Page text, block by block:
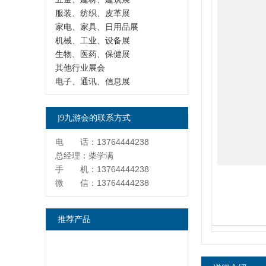
服装、纺织、皮革展
家电、家具、日用品展
机械、工业、设备展
生物、医药、保健展
其他行业展会
电子、通讯、信息展
j9九游会的联系方式
电 话：13764444238
总经理：柴学满
手 机：13764444238
微 信：13764444238
推荐产品